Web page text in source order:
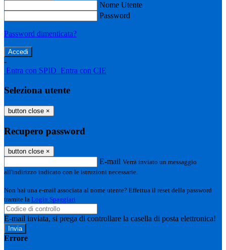
Nome Utente
Password
Password dimenticata?
-
Entra con SPID Entra con CIE
Seleziona utente
button close ×
Recupero password
button close ×
E-mail Verrà inviato un messaggio
all'indirizzo indicato con le istruzioni necessarie.
Non hai una e-mail associata al nome utente? Effettua il reset della password
tramite la Login Spaggiari
E-mail inviata, si prega di controllare la casella di posta elettronica!
Errore